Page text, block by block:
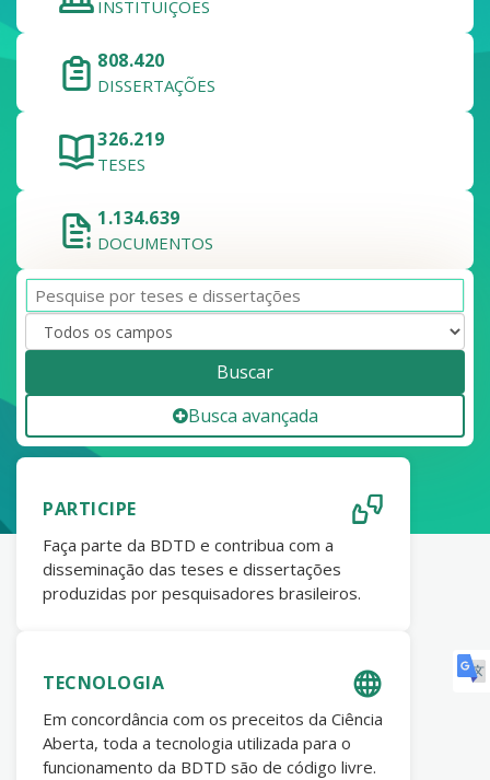
INSTITUIÇÕES
808.420
DISSERTAÇÕES
326.219
TESES
1.134.639
DOCUMENTOS
Buscar
Busca avançada
PARTICIPE
Faça parte da BDTD e contribua com a
disseminação das teses e dissertações
produzidas por pesquisadores brasileiros.
TECNOLOGIA
Em concordância com os preceitos da Ciência
Aberta, toda a tecnologia utilizada para o
funcionamento da BDTD são de código livre.